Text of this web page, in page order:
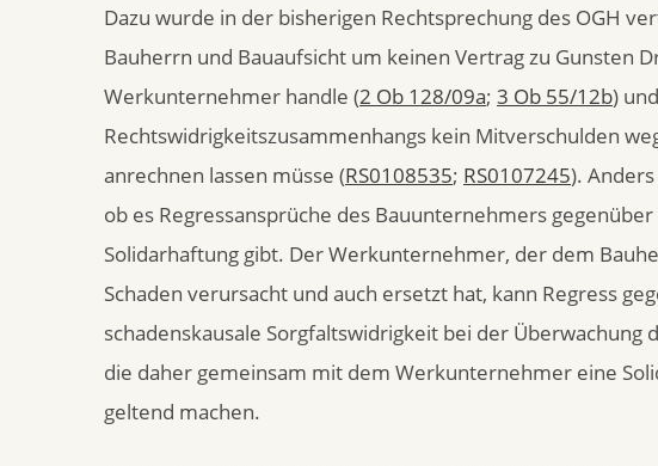
Dazu wurde in der bisherigen Rechtsprechung des OGH
Bauherrn und Bauaufsicht um keinen Vertrag zu Gunsten
Werkunternehmer handle (2 Ob 128/09a; 3 Ob 55/12b)
Rechtswidrigkeitszusammenhangs kein Mitverschulden
anrechnen lassen müsse (RS0108535; RS0107245).
ob es Regressansprüche des Bauunternehmers
Solidarhaftung gibt. Der Werkunternehmer, der dem
Schaden verursacht und auch ersetzt hat, kann Regress
schadenskausale Sorgfaltswidrigkeit bei der
die daher gemeinsam mit dem Werkunternehmer eine
geltend machen.